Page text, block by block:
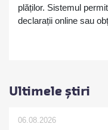
plăților. Sistemul
declarații online sau
Ultimele știri
06.08.2026